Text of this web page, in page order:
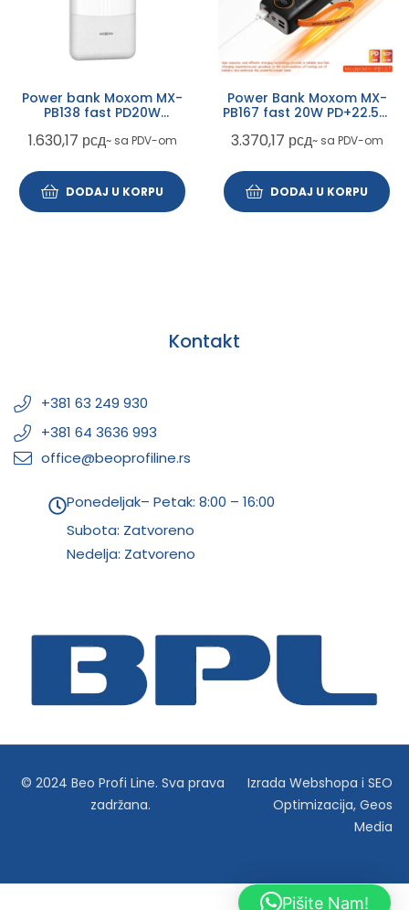
Power bank Moxom MX-
PB138 fast PD20W
1.630,17 рсд~ sa PDV-om
DODAJ U KORPU
Power Bank Moxom MX-
PB167 fast 20W PD+22.5W
3.370,17 рсд~ sa PDV-om
DODAJ U KORPU
Kontakt
+381 63 249 930
+381 64 3636 993
office@beoprofiline.rs
Ponedeljak– Petak: 8:00 – 16:00
Subota: Zatvoreno
Nedelja: Zatvoreno
© 2024 Beo Profi Line. Sva prava
zadržana.
Izrada Webshopa iSEO
Optimizacija,Geos
Media
Pišite Nam!